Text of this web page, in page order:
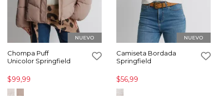
Chompa Puff
Unicolor Springfield
$99,99
Camiseta Bordada
Springfield
$56,99